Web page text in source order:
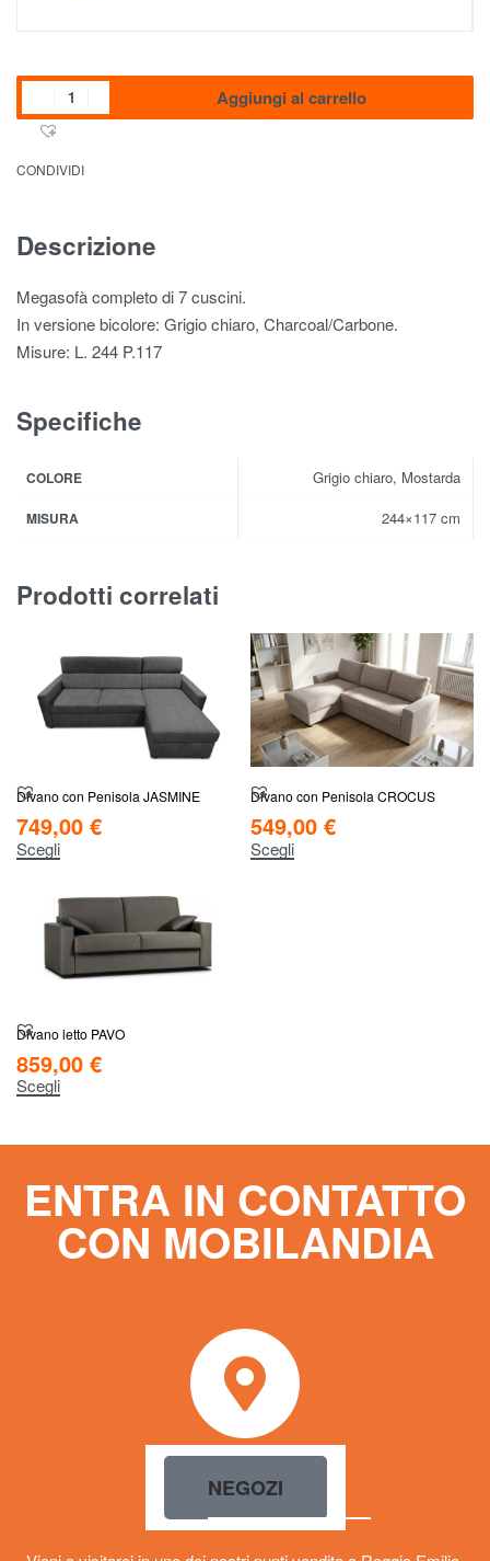
Aggiungi al carrello
CONDIVIDI
Descrizione
Megasofà completo di 7 cuscini.
In versione bicolore: Grigio chiaro, Charcoal/Carbone.
Misure: L. 244 P.117
Specifiche
COLORE Grigio chiaro, Mostarda
MISURA 244×117 cm
Prodotti correlati
Divano con Penisola JASMINE
749,00 €
Scegli
Divano con Penisola CROCUS
549,00 €
Scegli
Divano letto PAVO
859,00 €
Scegli
ENTRA IN CONTATTO
CON MOBILANDIA
NEGOZI